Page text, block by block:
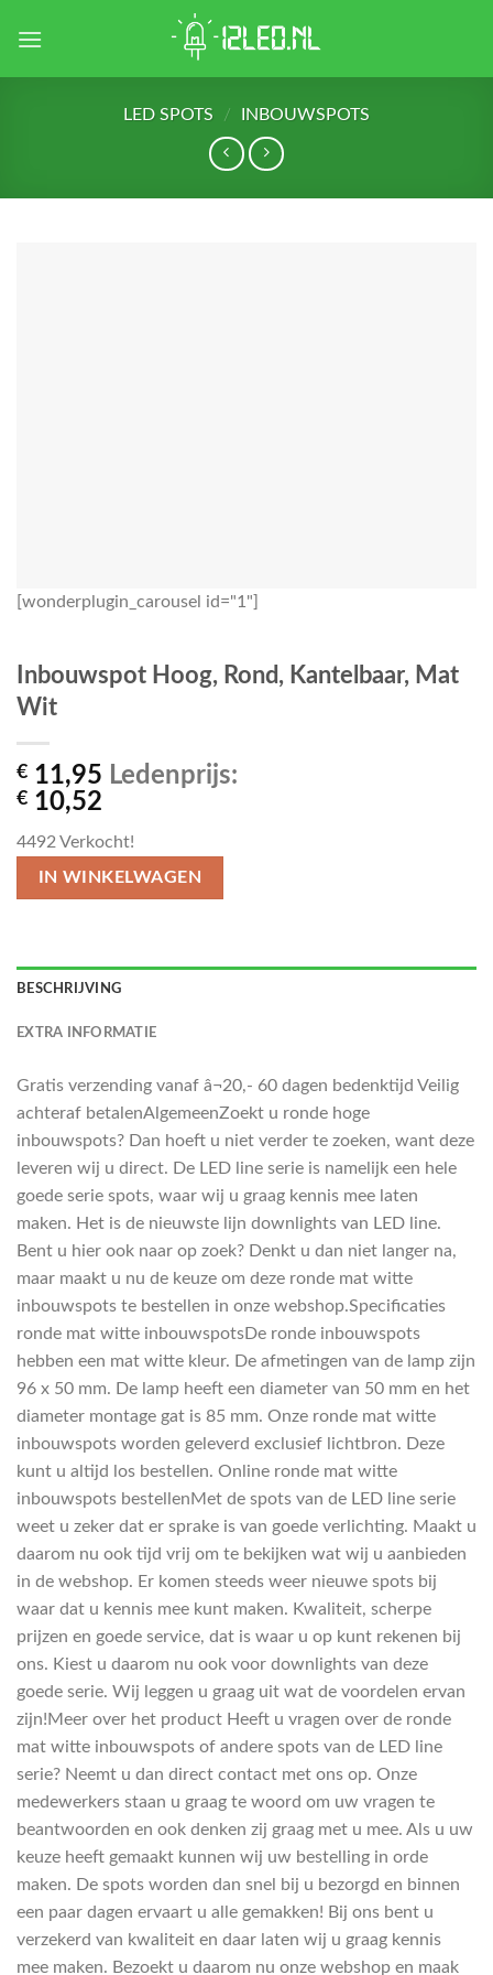
LED SPOTS / INBOUWSPOTS
[wonderplugin_carousel id="1"]
Inbouwspot Hoog, Rond, Kantelbaar, Mat
Wit
€ 11,95 Ledenprijs:
€ 10,52
4492 Verkocht!
IN WINKELWAGEN
BESCHRIJVING
EXTRA INFORMATIE
Gratis verzending vanaf â¬20,- 60 dagen bedenktijd Veilig
achteraf betalenAlgemeenZoekt u ronde hoge
inbouwspots? Dan hoeft u niet verder te zoeken, want deze
leveren wij u direct. De LED line serie is namelijk een hele
goede serie spots, waar wij u graag kennis mee laten
maken. Het is de nieuwste lijn downlights van LED line.
Bent u hier ook naar op zoek? Denkt u dan niet langer na,
maar maakt u nu de keuze om deze ronde mat witte
inbouwspots te bestellen in onze webshop.Specificaties
ronde mat witte inbouwspotsDe ronde inbouwspots
hebben een mat witte kleur. De afmetingen van de lamp zijn
96 x 50 mm. De lamp heeft een diameter van 50 mm en het
diameter montage gat is 85 mm. Onze ronde mat witte
inbouwspots worden geleverd exclusief lichtbron. Deze
kunt u altijd los bestellen. Online ronde mat witte
inbouwspots bestellenMet de spots van de LED line serie
weet u zeker dat er sprake is van goede verlichting. Maakt u
daarom nu ook tijd vrij om te bekijken wat wij u aanbieden
in de webshop. Er komen steeds weer nieuwe spots bij
waar dat u kennis mee kunt maken. Kwaliteit, scherpe
prijzen en goede service, dat is waar u op kunt rekenen bij
ons. Kiest u daarom nu ook voor downlights van deze
goede serie. Wij leggen u graag uit wat de voordelen ervan
zijn!Meer over het product Heeft u vragen over de ronde
mat witte inbouwspots of andere spots van de LED line
serie? Neemt u dan direct contact met ons op. Onze
medewerkers staan u graag te woord om uw vragen te
beantwoorden en ook denken zij graag met u mee. Als u uw
keuze heeft gemaakt kunnen wij uw bestelling in orde
maken. De spots worden dan snel bij u bezorgd en binnen
een paar dagen ervaart u alle gemakken! Bij ons bent u
verzekerd van kwaliteit en daar laten wij u graag kennis
mee maken. Bezoekt u daarom nu onze webshop en maak